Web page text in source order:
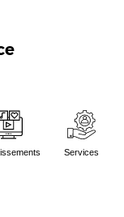
Services